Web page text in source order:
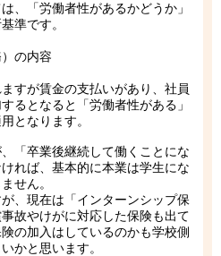
、「労働者性があるかどうか」
準です。
の内容
すが賃金の支払いがあり、社員
るとなると「労働者性がある」
となります。
「卒業後継続して働くことにな
れば、基本的に本業は学生にな
せん。
、現在は「インターンシップ保
故やけがに対応した保険も出て
の加入はしているのかも学校側
かと思います。